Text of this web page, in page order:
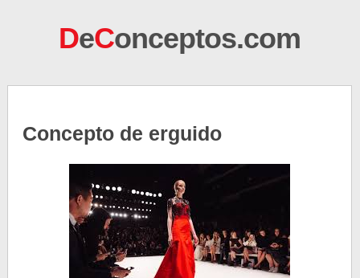
DeConceptos.com
Concepto de erguido